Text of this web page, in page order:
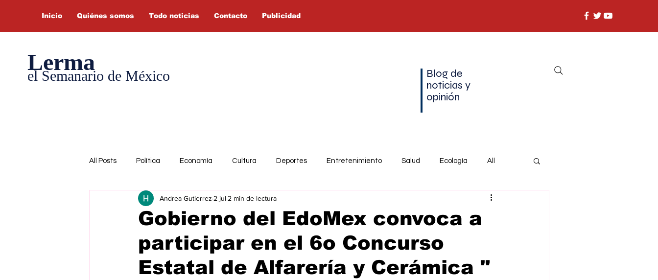
Inicio Quiénes somos Todo noticias Contacto Publicidad
Lerma
el Semanario de México
Blog de
noticias y
opinión
All Posts Política Economía Cultura Deportes Entretenimiento Salud Ecología All
Gobierno del EdoMex convoca a
participar en el 6o Concurso
Estatal de Alfarería y Cerámica "
Andrea Gutierrez 2 jul 2 min de lectura